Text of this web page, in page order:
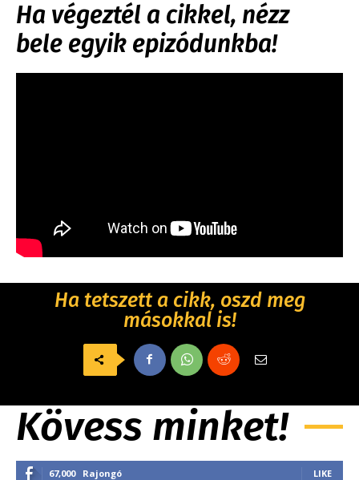
Ha végeztél a cikkel, nézz
bele egyik epizódunkba!
Ha tetszett a cikk, oszd meg
másokkal is!
Kövess minket!
67,000 Rajongó LIKE